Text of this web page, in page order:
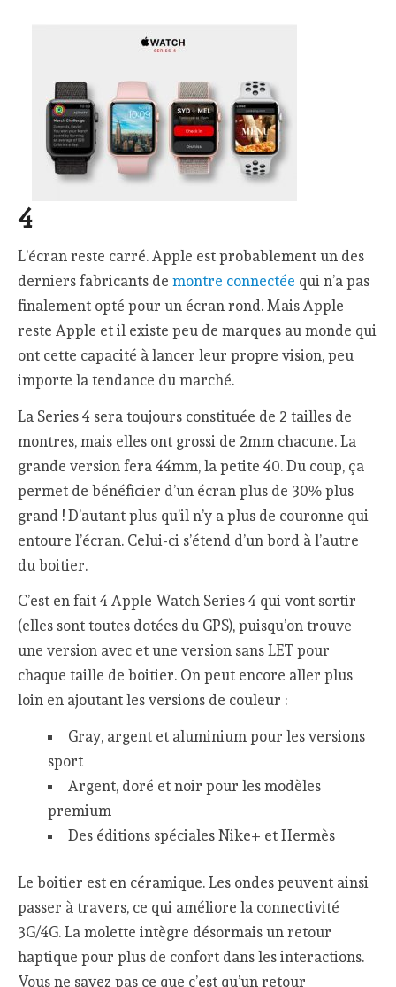
4
L’écran reste carré. Apple est probablement un des
derniers fabricants demontre connectée qui n’a pas
finalement opté pour un écran rond. Mais Apple
reste Apple et il existe peu de marques au monde qui
ont cette capacité à lancer leur propre vision, peu
importe la tendance du marché.
La Series 4 sera toujours constituée de 2 tailles de
montres, mais elles ont grossi de 2mm chacune. La
grande version fera 44mm, la petite 40. Du coup, ça
permet de bénéficier d’un écran plus de 30% plus
grand ! D’autant plus qu’il n’y a plus de couronne qui
entoure l’écran. Celui-ci s’étend d’un bord à l’autre
du boitier.
C’est en fait 4 Apple Watch Series 4 qui vont sortir
(elles sont toutes dotées du GPS), puisqu’on trouve
une version avec et une version sans LET pour
chaque taille de boitier. On peut encore aller plus
loin en ajoutant les versions de couleur :
Gray, argent et aluminium pour les versions
sport
Argent, doré et noir pour les modèles
premium
Des éditions spéciales Nike+ et Hermès
Le boitier est en céramique. Les ondes peuvent ainsi
passer à travers, ce qui améliore la connectivité
3G/4G. La molette intègre désormais un retour
haptique pour plus de confort dans les interactions.
Vous ne savez pas ce que c’est qu’un retour